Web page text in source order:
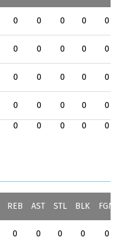
0 0 0 0 0
0 0 0 0 0
0 0 0 0 0
0 0 0 0
0
0 0 0 0 0
REB AST STL BLK FGM
0 0 0 0
0